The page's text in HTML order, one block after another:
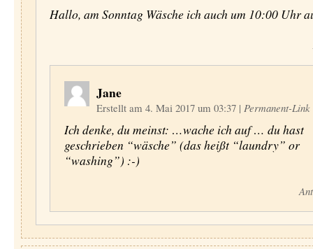
Hallo, am Sonntag Wäsche ich auch um 10:00 Uhr
Jane
Erstellt am 4. Mai 2017 um 03:37 | Permanent-Link
Ich denke, du meinst: …wache ich auf … du hast
geschrieben “wäsche” (das heißt “laundry” or
“washing”) :-)